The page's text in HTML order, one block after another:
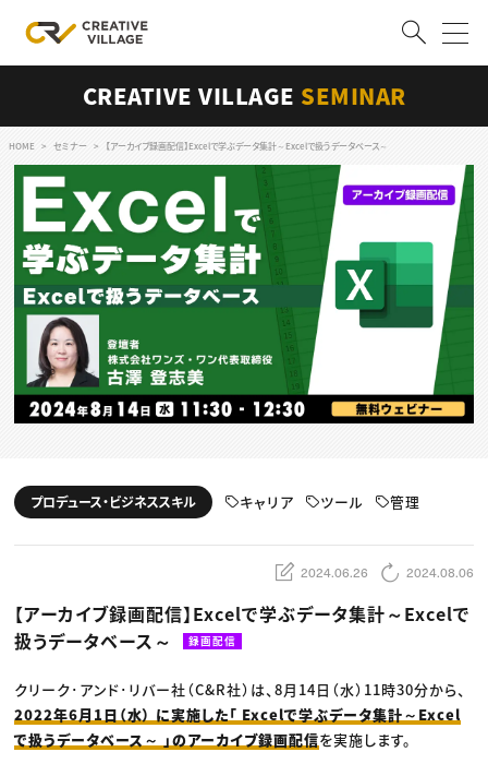
ログイン 会員登録
クリエイター求人を探す
CREATIVE JOB求人検索
特集求人
採用説明会
転職支援サービス
CONTENTS
スキルアップしたい！
動画配信・映像制作
編集・ライティング
ディレクション
TOP Creator’s コラム トップ
Webクリエイター
ゲームクリエイター
クリエイターインタビュー
C＆R Magazine
セミナー
ニュース・トレンド トップ
Web
映像
広告
出版
CREATIVE VILLAGEからのお知らせ
CREATIVE VILLAGE SEMINAR
HOME セミナー 【アーカイブ録画配信】Excelで学ぶデータ集計～Excelで扱うデータベース～
プロデュース・ビジネススキル キャリア ツール 管理
2024.06.26 2024.08.06
【アーカイブ録画配信】Excelで学ぶデータ集計～Excelで
扱うデータベース～
録画配信
クリーク･アンド･リバー社（C&R社）は、8月14日（水）11時30分から、
2022年6月1日（水） に実施した「 Excelで学ぶデータ集計～Excel
で扱うデータベース～ 」のアーカイブ録画配信を実施します。